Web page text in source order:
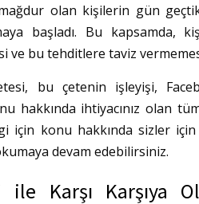
olan kişilerin gün
başladı. Bu kapsamda,
ve bu tehditlere taviz
bu çetenin işleyişi,
hakkında ihtiyacınız olan
için konu hakkında sizler için
devam edebilirsiniz.
Karşı Karşıya